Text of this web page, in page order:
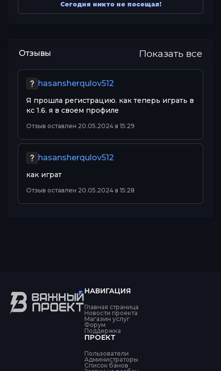
Сегодня никто не посещал!
Отзывы Показать все
hasansherqulov512
Я прошла регистрацию. как теперь играть в
кс 1.6. я в своем профиле
Отзыв оставлен 20.05.2024 в 15:29
hasansherqulov512
как играт
Отзыв оставлен 20.05.2024 в 15:28
НАВИГАЦИЯ
Главная страница
Новости проекта
Магазин услуг
Форум
Поддержка
ПРОЕКТ
Пользователи
Администраторы
Список банов